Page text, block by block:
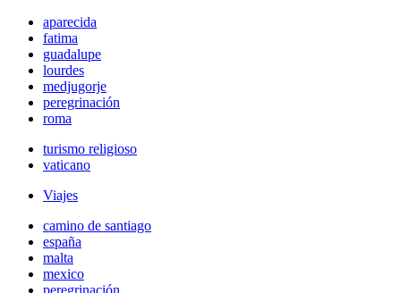
aparecida
fatima
guadalupe
lourdes
medjugorje
peregrinación
roma
turismo religioso
vaticano
Viajes
camino de santiago
españa
malta
mexico
peregrinación